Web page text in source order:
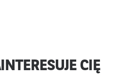
CIĘ